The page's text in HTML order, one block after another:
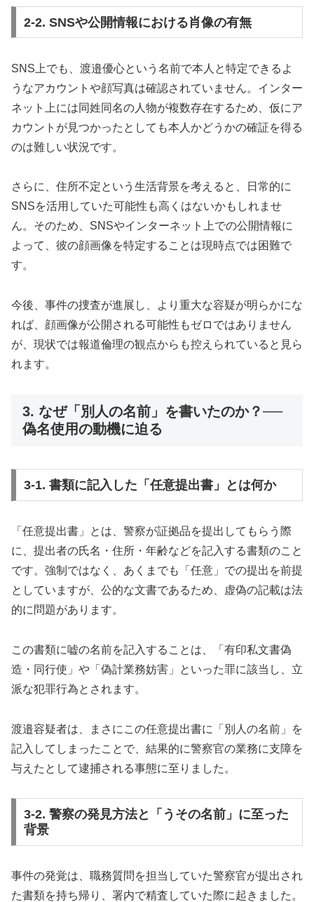
2-2. SNSや公開情報における肖像の有無
SNS上でも、渡邉優心という名前で本人と特定できるよ
うなアカウントや顔写真は確認されていません。インター
ネット上には同姓同名の人物が複数存在するため、仮にア
カウントが見つかったとしても本人かどうかの確証を得る
のは難しい状況です。
さらに、住所不定という生活背景を考えると、日常的に
SNSを活用していた可能性も高くはないかもしれませ
ん。そのため、SNSやインターネット上での公開情報に
よって、彼の顔画像を特定することは現時点では困難で
す。
今後、事件の捜査が進展し、より重大な容疑が明らかにな
れば、顔画像が公開される可能性もゼロではありません
が、現状では報道倫理の観点からも控えられていると見ら
れます。
3. なぜ「別人の名前」を書いたのか？──
偽名使用の動機に迫る
3-1. 書類に記入した「任意提出書」とは何か
「任意提出書」とは、警察が証拠品を提出してもらう際
に、提出者の氏名・住所・年齢などを記入する書類のこと
です。強制ではなく、あくまでも「任意」での提出を前提
としていますが、公的な文書であるため、虚偽の記載は法
的に問題があります。
この書類に嘘の名前を記入することは、「有印私文書偽
造・同行使」や「偽計業務妨害」といった罪に該当し、立
派な犯罪行為とされます。
渡邉容疑者は、まさにこの任意提出書に「別人の名前」を
記入してしまったことで、結果的に警察官の業務に支障を
与えたとして逮捕される事態に至りました。
3-2. 警察の発見方法と「うその名前」に至った
背景
事件の発覚は、職務質問を担当していた警察官が提出され
た書類を持ち帰り、署内で精査していた際に起きました。